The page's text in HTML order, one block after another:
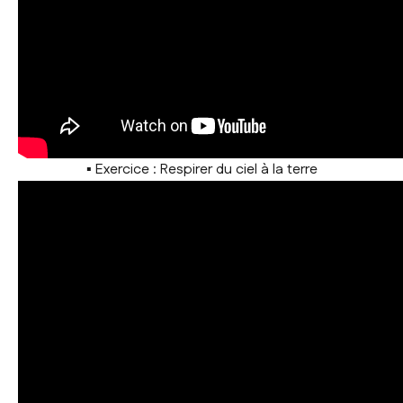
▪ Exercice : Respirer du ciel à la terre